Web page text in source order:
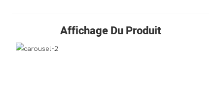
Affichage Du Produit